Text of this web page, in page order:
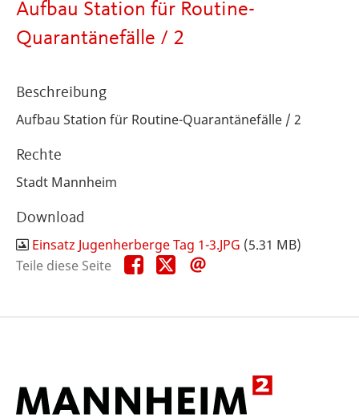
Aufbau Station für Routine-
Quarantänefälle / 2
Beschreibung
Aufbau Station für Routine-Quarantänefälle / 2
Rechte
Stadt Mannheim
Download
Einsatz Jugenherberge Tag 1-3.JPG (5.31 MB)
Teile diese Seite
Teile
diese
Teile
diese